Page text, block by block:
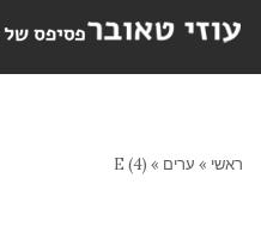
ראשי » ערים »
E (4)